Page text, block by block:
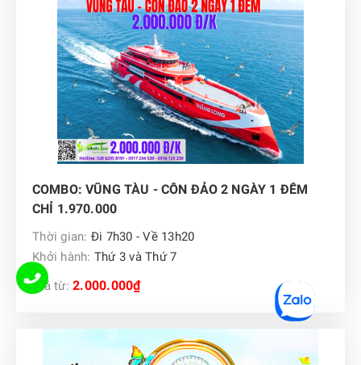
COMBO: VŨNG TÀU - CÔN ĐẢO 2 NGÀY 1 ĐÊM
CHỈ 1.970.000
Thời gian: Đi 7h30 - Về 13h20
Khởi hành: Thứ 3 và Thứ 7
Giá từ: 2.000.000₫